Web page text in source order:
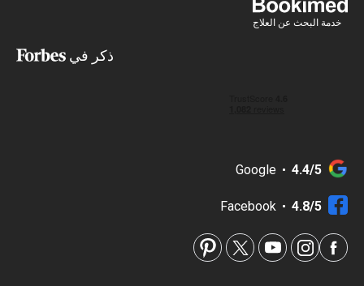
البحث عن العلاج
ذكر في
4.4/5
Google
4.8/5
Facebook